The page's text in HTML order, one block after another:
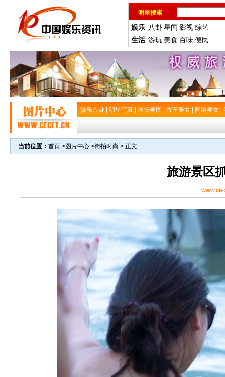
明星搜索
娱乐 八卦星闻 影视综艺
生活 游玩 美食 百味便民
娱乐八卦 明星写真 体坛美图 香车美女 网络美女
当前位置： 首页 >图片中心 >街拍时尚 > 正文
旅游景区